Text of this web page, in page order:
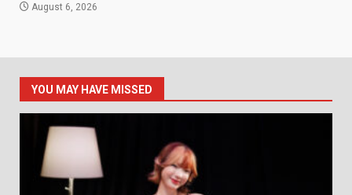
August 6, 2026
YOU MAY HAVE MISSED